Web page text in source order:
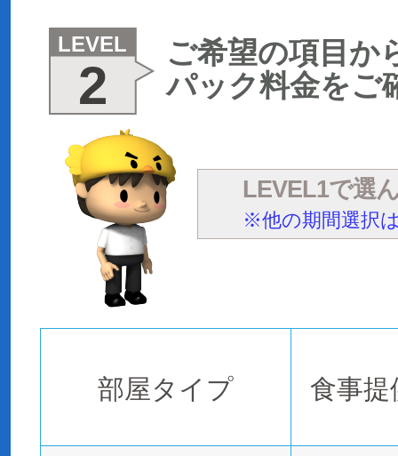
LEVEL
2
ご希望の項目か
パック料金をご
LEVEL1で選
※他の期間選択
部屋タイプ 食事提